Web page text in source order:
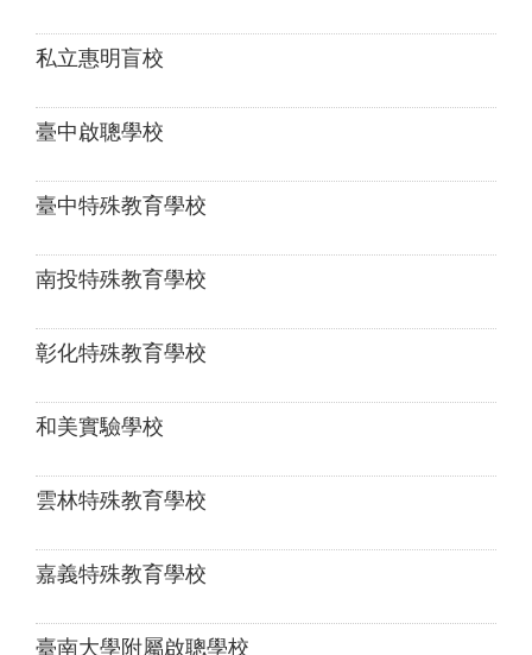
私立惠明盲校
臺中啟聰學校
臺中特殊教育學校
南投特殊教育學校
彰化特殊教育學校
和美實驗學校
雲林特殊教育學校
嘉義特殊教育學校
臺南大學附屬啟聰學校